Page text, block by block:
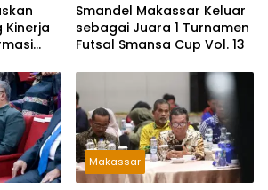
Kinerja
Smandel Makassar Keluar
sebagai Juara 1 Turnamen
Futsal Smansa Cup Vol. 13
Makassar